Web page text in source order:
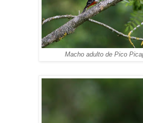
Macho adulto de Pico